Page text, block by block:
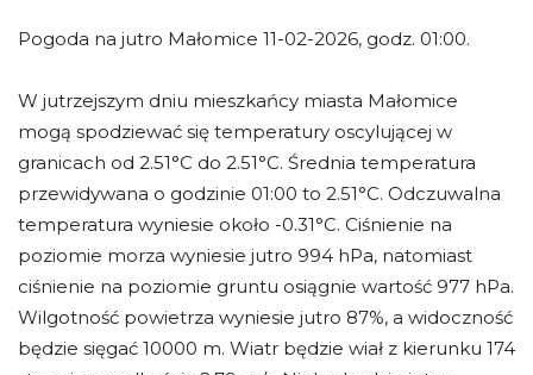
Pogoda na jutro Małomice 11-02-2026, godz. 01:00.
W jutrzejszym dniu mieszkańcy miasta Małomice
mogą spodziewać się temperatury oscylującej w
granicach od 2.51°C do 2.51°C. Średnia temperatura
przewidywana o godzinie 01:00 to 2.51°C. Odczuwalna
temperatura wyniesie około -0.31°C. Ciśnienie na
poziomie morza wyniesie jutro 994 hPa, natomiast
ciśnienie na poziomie gruntu osiągnie wartość 977 hPa.
Wilgotność powietrza wyniesie jutro 87%, a widoczność
będzie sięgać 10000 m. Wiatr będzie wiał z kierunku 174